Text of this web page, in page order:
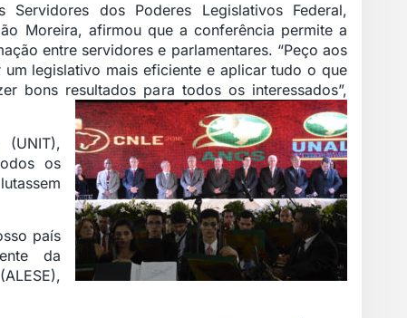
dos Poderes Legislativos Federal,
Moreira, afirmou que a conferência permite a
entre servidores e parlamentares. “Peço aos
legislativo mais eficiente e aplicar tudo o que
bons resultados para todos os interessados”,
os
país
da